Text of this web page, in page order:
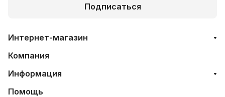
Подписаться
Интернет-магазин
Компания
Информация
Помощь